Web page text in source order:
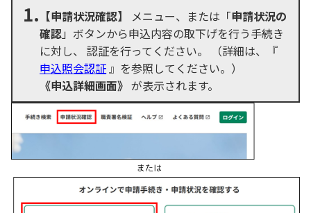
1. 【申請状況確認】 メニュー、または「申請状況の
確認」ボタンから申込内容の取下げを行う手続き
に対し、 認証を行ってください。 （詳細は、『
申込照会認証』を参照してください。）
《申込詳細画面》 が表示されます。